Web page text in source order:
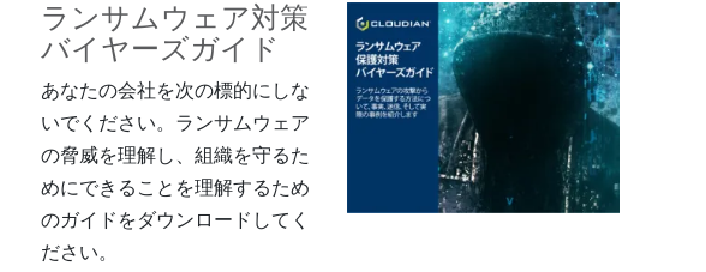
ランサムウェア対策
バイヤーズガイド
あなたの会社を次の標的にしな
いでください。ランサムウェア
の脅威を理解し、組織を守るた
めにできることを理解するため
のガイドをダウンロードしてく
ださい。